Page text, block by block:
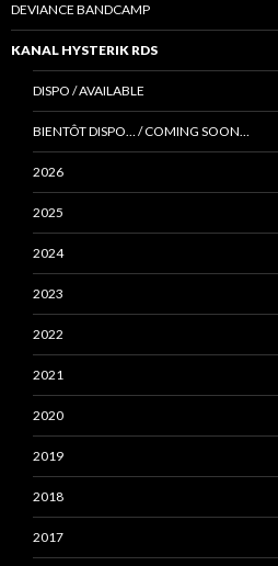
DEVIANCE BANDCAMP
KANAL HYSTERIK RDS
DISPO / AVAILABLE
BIENTÔT DISPO… / COMING SOON…
2026
2025
2024
2023
2022
2021
2020
2019
2018
2017